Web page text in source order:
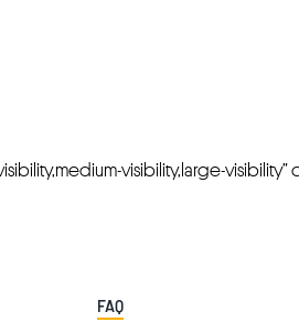
visibility,large-visibility”
FAQ